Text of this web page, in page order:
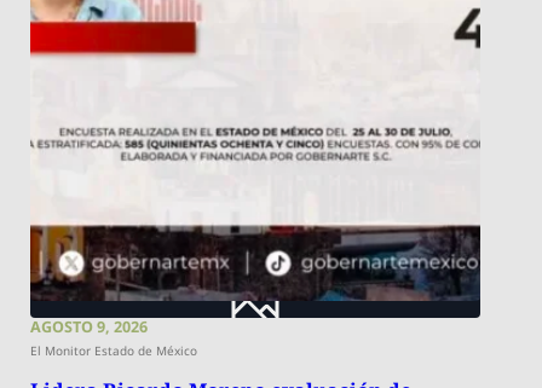
AGOSTO 9, 2026
El Monitor Estado de México